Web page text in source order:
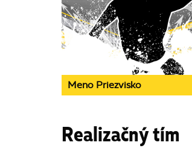
Meno Priezvisko
Realizačný tím